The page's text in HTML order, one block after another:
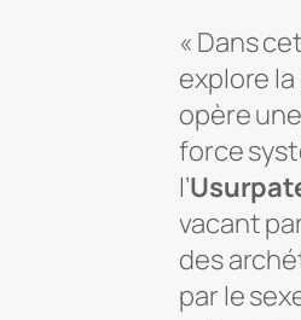
« Dans
explore la
opère
force
l’
vacant
des
par le